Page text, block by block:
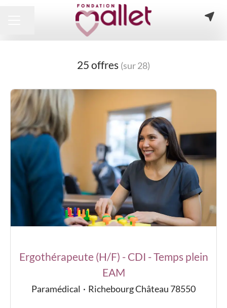
Partager la page
25 offres (sur 28)
Ergothérapeute (H/F) - CDI - Temps plein
EAM
Paramédical · Richebourg Château 78550